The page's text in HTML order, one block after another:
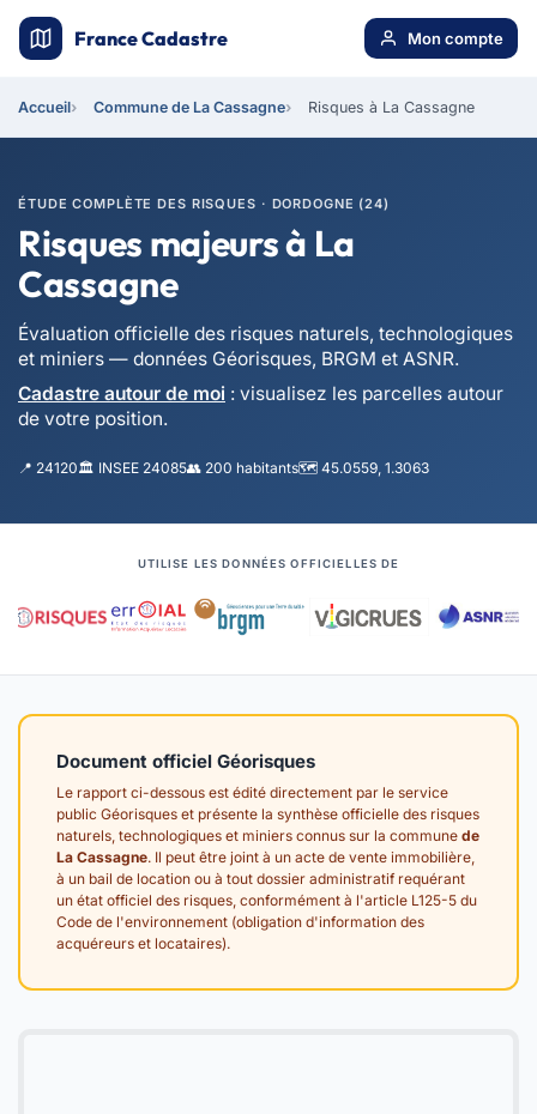
France Cadastre Mon compte
Accueil Commune de La Cassagne Risques à La Cassagne
ÉTUDE COMPLÈTE DES RISQUES · DORDOGNE (24)
Risques majeurs à La
Cassagne
Évaluation officielle des risques naturels, technologiques
et miniers — données Géorisques, BRGM et ASNR.
Cadastre autour de moi : visualisez les parcelles autour
de votre position.
📍 24120🏛️ INSEE 24085👥 200 habitants🗺️ 45.0559, 1.3063
UTILISE LES DONNÉES OFFICIELLES DE
Document officiel Géorisques
Le rapport ci-dessous est édité directement par le service
public Géorisques et présente la synthèse officielle des risques
naturels, technologiques et miniers connus sur la commune de
La Cassagne. Il peut être joint à un acte de vente immobilière,
à un bail de location ou à tout dossier administratif requérant
un état officiel des risques, conformément à l'article L125-5 du
Code de l'environnement (obligation d'information des
acquéreurs et locataires).